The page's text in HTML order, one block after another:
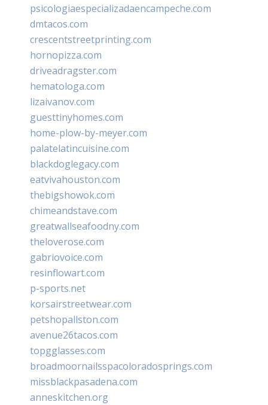
psicologiaespecializadaencampeche.com
dmtacos.com
crescentstreetprinting.com
hornopizza.com
driveadragster.com
hematologa.com
lizaivanov.com
guesttinyhomes.com
home-plow-by-meyer.com
palatelatincuisine.com
blackdoglegacy.com
eatvivahouston.com
thebigshowok.com
chimeandstave.com
greatwallseafoodny.com
theloverose.com
gabriovoice.com
resinflowart.com
p-sports.net
korsairstreetwear.com
petshopallston.com
avenue26tacos.com
topgglasses.com
broadmoornailsspacoloradosprings.com
missblackpasadena.com
anneskitchen.org